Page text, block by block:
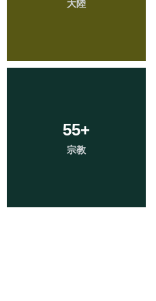
大陸
55+
宗教